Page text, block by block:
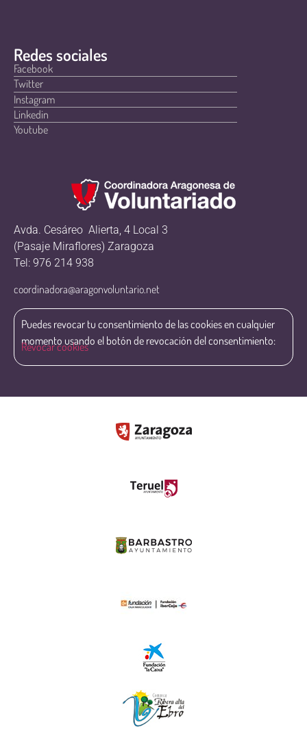
Redes sociales
Facebook
Twitter
Instagram
Linkedin
Youtube
Avda. Cesáreo Alierta, 4 Local 3
(Pasaje Miraflores) Zaragoza
Tel: 976 214 938
coordinadora@aragonvoluntario.net
Puedes revocar tu consentimiento de las cookies en cualquier
momento usando el botón de revocación del consentimiento:
Revocar cookies